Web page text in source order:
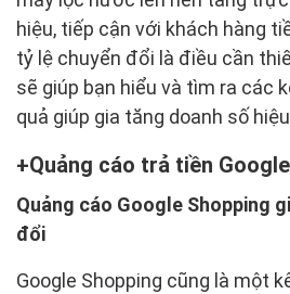
hiệu, tiếp cận với khách hàng
tỷ lệ chuyển đổi là điều cần
sẽ giúp bạn hiểu và tìm ra các
quả giúp gia tăng doanh số
Quảng cáo trả tiền
Quảng cáo Google Shopping
đổi
Google Shopping cũng là một